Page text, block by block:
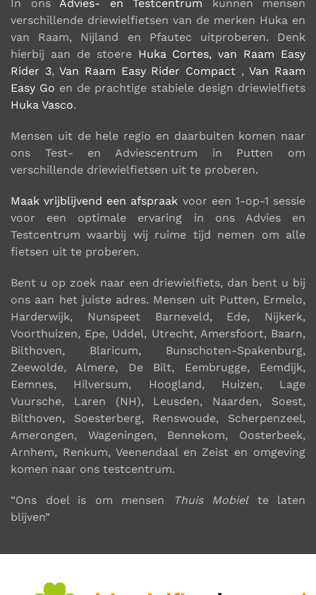
In ons Advies- en Testcentrum kunnen mensen
verschillende driewielfietsen van de merken Huka en
van Raam, Nijland en Pfautec uitproberen. Denk
hierbij aan de stoere Huka Cortes, van Raam Easy
Rider 3, Van Raam Easy Rider Compact ,Van Raam
Easy Go en de prachtige stabiele design driewielfiets
Huka Vasco.
Mensen uit de hele regio en daarbuiten komen naar
ons Test- en Adviescentrum in Putten om
verschillende driewielfietsen uit te proberen.
Maak vrijblijvend een afspraak voor een 1-op-1 sessie
voor een optimale ervaring in ons Advies en
Testcentrum waarbij wij ruime tijd nemen om alle
fietsen uit te proberen.
Bent u op zoek naar een driewielfiets, dan bent u bij
ons aan het juiste adres. Mensen uit Putten, Ermelo,
Harderwijk, Nunspeet Barneveld, Ede, Nijkerk,
Voorthuizen, Epe, Uddel, Utrecht, Amersfoort, Baarn,
Bilthoven, Blaricum, Bunschoten-Spakenburg,
Zeewolde, Almere, De Bilt, Eembrugge, Eemdijk,
Eemnes, Hilversum, Hoogland, Huizen, Lage
Vuursche, Laren (NH), Leusden, Naarden, Soest,
Bilthoven, Soesterberg, Renswoude, Scherpenzeel,
Amerongen, Wageningen, Bennekom, Oosterbeek,
Arnhem, Renkum, Veenendaal en Zeist en omgeving
komen naar ons testcentrum.
“Ons doel is om mensen Thuis Mobielte laten
blijven”